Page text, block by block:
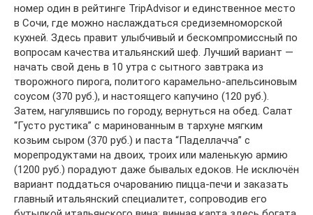
номер один в рейтинге TripAdvisor и единственное место
в Сочи, где можно наслаждаться средиземноморской
кухней. Здесь правит улыбчивый и бескомпромиссный по
вопросам качества итальянский шеф. Лучший вариант —
начать свой день в 10 утра с сытного завтрака из
творожного пирога, политого карамельно-апельсиновым
соусом (370 руб.), и настоящего капучино (120 руб.).
Затем, нагулявшись по городу, вернуться на обед. Салат
“Густо рустика” с маринованным в тархуне мягким
козьим сыром (370 руб.) и паста “Паделлачча” с
морепродуктами на двоих, троих или маленькую армию
(1200 руб.) порадуют даже бывалых едоков. Не исключён
вариант поддаться очарованию пицца-печи и заказать
главный итальянский специалитет, сопроводив его